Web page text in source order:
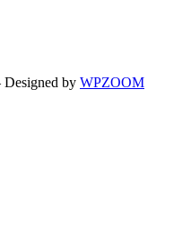
by WPZOOM